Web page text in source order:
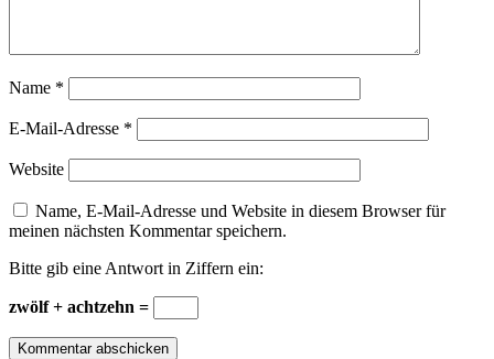
Name *
E-Mail-Adresse *
Website
Name, E-Mail-Adresse und Website in diesem Browser für
meinen nächsten Kommentar speichern.
Bitte gib eine Antwort in Ziffern ein:
zwölf + achtzehn =